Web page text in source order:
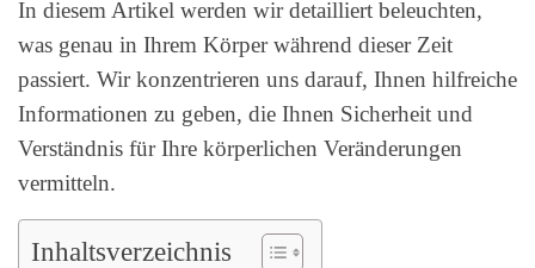
In diesem Artikel werden wir detailliert beleuchten,
was genau in Ihrem Körper während dieser Zeit
passiert. Wir konzentrieren uns darauf, Ihnen hilfreiche
Informationen zu geben, die Ihnen Sicherheit und
Verständnis für Ihre körperlichen Veränderungen
vermitteln.
Inhaltsverzeichnis